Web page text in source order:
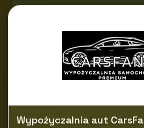
Wypożyczalnia aut